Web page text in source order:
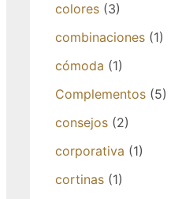
colores (3)
combinaciones (1)
cómoda (1)
Complementos (5)
consejos (2)
corporativa (1)
cortinas (1)